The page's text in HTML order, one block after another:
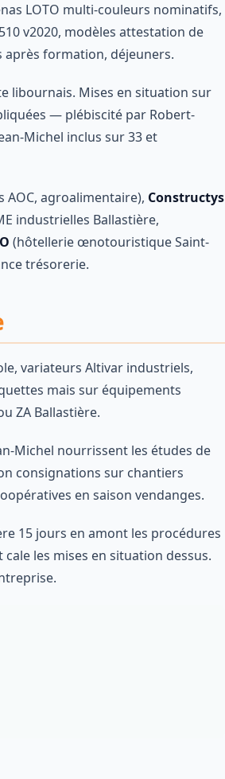
LOTO multi-couleurs nominatifs,
v2020, modèles attestation de
après formation, déjeuners.
libournais. Mises en situation sur
— plébiscité par Robert-
Michel inclus sur 33 et
AOC, agroalimentaire), Constructys
industrielles Ballastière,
(hôtellerie œnotouristique Saint-
trésorerie.
variateurs Altivar industriels,
mais sur équipements
ZA Ballastière.
Michel nourrissent les études de
consignations sur chantiers
en saison vendanges.
15 jours en amont les procédures
les mises en situation dessus.